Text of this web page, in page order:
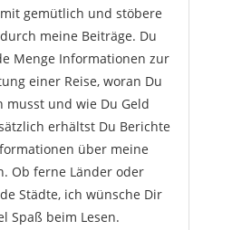
gemütlich und stöbere
meine Beiträge. Du
Menge Informationen zur
einer Reise, woran Du
musst und wie Du Geld
erhältst Du Berichte
über meine
Ob ferne Länder oder
Städte, ich wünsche Dir
Spaß beim Lesen.